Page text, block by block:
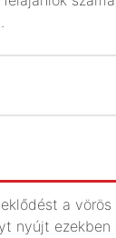
a
nyújt ezekben